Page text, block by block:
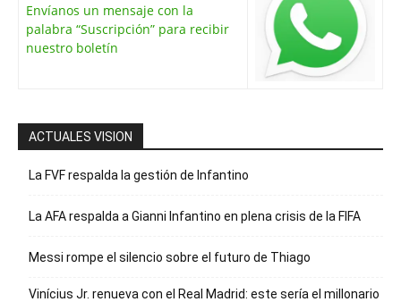
Envíanos un mensaje con la
palabra “Suscripción” para recibir
nuestro boletín
ACTUALES VISION
La FVF respalda la gestión de Infantino
La AFA respalda a Gianni Infantino en plena crisis de la FIFA
Messi rompe el silencio sobre el futuro de Thiago
Vinícius Jr. renueva con el Real Madrid: este sería el millonario